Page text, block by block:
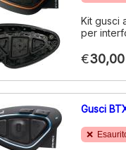
Kit gusci
per
€30,00
Gusci